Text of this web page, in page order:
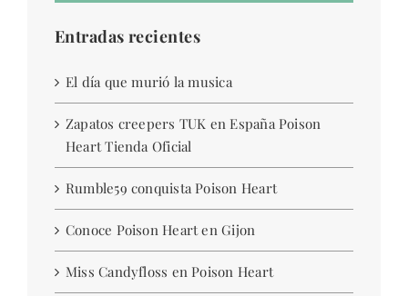
Entradas recientes
El día que murió la musica
Zapatos creepers TUK en España Poison
Heart Tienda Oficial
Rumble59 conquista Poison Heart
Conoce Poison Heart en Gijon
Miss Candyfloss en Poison Heart